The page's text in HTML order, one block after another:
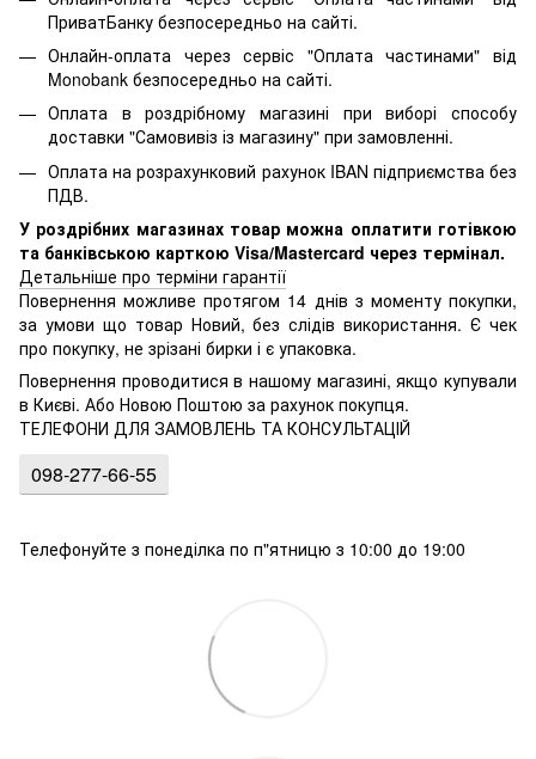
ПриватБанку безпосередньо на сайті.
Онлайн-оплата через сервіс "Оплата частинами" від
Monobank безпосередньо на сайті.
Оплата в роздрібному магазині при виборі способу
доставки "Самовивіз із магазину" при замовленні.
Оплата на розрахунковий рахунок IBAN підприємства без
ПДВ.
У роздрібних магазинах товар можна оплатити готівкою
та банківською карткою Visa/Mastercard через термінал.
Детальніше про терміни гарантії
Повернення можливе протягом 14 днів з моменту покупки,
за умови що товар Новий, без слідів використання. Є чек
про покупку, не зрізані бирки і є упаковка.
Повернення проводитися в нашому магазині, якщо купували
в Києві. Або Новою Поштою за рахунок покупця.
ТЕЛЕФОНИ ДЛЯ ЗАМОВЛЕНЬ ТА КОНСУЛЬТАЦІЙ
098-277-66-55
Телефонуйте з понеділка по п"ятницю з 10:00 до 19:00